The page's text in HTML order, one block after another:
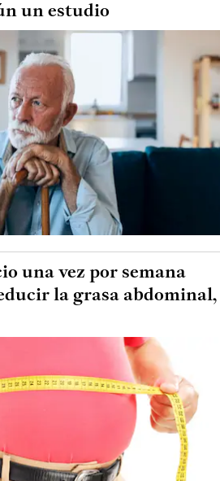
un estudio
una vez por semana
la grasa abdominal,